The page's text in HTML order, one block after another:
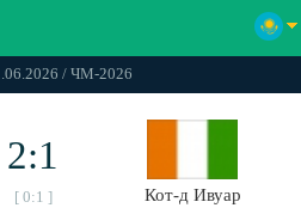
/ ЧМ-2026
2:1
[ 0:1 ] Кот-д Ивуар